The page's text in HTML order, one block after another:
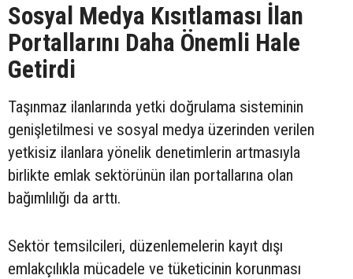
Sosyal Medya Kısıtlaması İlan
Portallarını Daha Önemli Hale
Getirdi
Taşınmaz ilanlarında yetki doğrulama sisteminin
genişletilmesi ve sosyal medya üzerinden verilen
yetkisiz ilanlara yönelik denetimlerin artmasıyla
birlikte emlak sektörünün ilan portallarına olan
bağımlılığı da arttı.
Sektör temsilcileri, düzenlemelerin kayıt dışı
emlakçılıkla mücadele ve tüketicinin korunması